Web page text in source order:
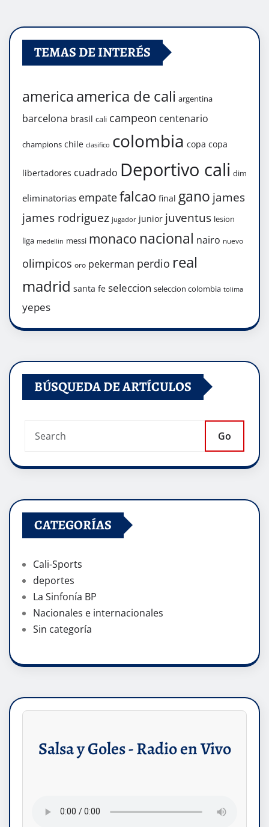
TEMAS DE INTERÉS
america america de cali argentina
barcelona brasil cali campeon centenario
champions chile clasifico colombia copa copa
libertadores cuadrado Deportivo cali dim
eliminatorias empatefalcao final gano james
james rodriguez jugador junior juventus lesion
liga medellin messi monaco nacional nairo nuevo
olimpicos oro pekerman perdio real
madrid santa fe seleccion seleccion colombia tolima
yepes
BÚSQUEDA DE ARTÍCULOS
Go
CATEGORÍAS
Cali-Sports
deportes
La Sinfonía BP
Nacionales e internacionales
Sin categoría
Salsa y Goles - Radio en Vivo